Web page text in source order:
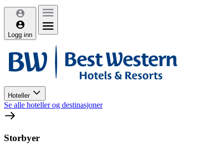
Logg inn
Hoteller
Se alle hoteller og destinasjoner
Storbyer